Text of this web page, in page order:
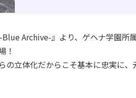
-Blue Archive-』より、ゲヘナ学園
！
の立体化だからこそ基本に忠実に